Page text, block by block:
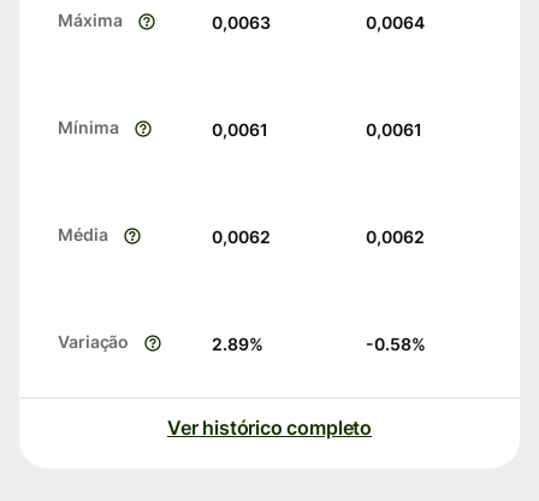
Máxima 0,0063 0,0064
Mínima 0,0061 0,0061
Média 0,0062 0,0062
Variação 2.89% -0.58%
Ver histórico completo